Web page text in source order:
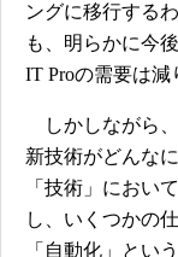
ングに移行する
も、明らかに今
IT Proの需要は減
しかしながら、
新技術がどんな
「技術」におい
し、いくつかの
「自動化」とい